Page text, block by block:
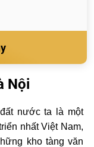
Nội
nước ta là một
nhất Việt Nam,
kho tàng văn